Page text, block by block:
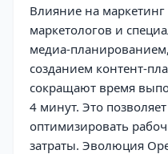
Влияние на
маркетологов и
медиа-
созданием контент-
сокращают время
4 минут. Это
оптимизировать
затраты. Эволюция